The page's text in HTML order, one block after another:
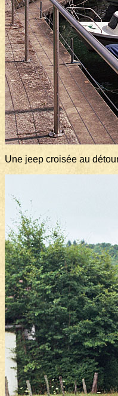
Une jeep croisée au